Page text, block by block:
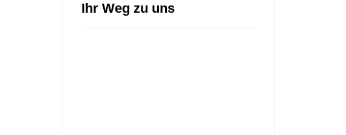
Ihr Weg zu uns